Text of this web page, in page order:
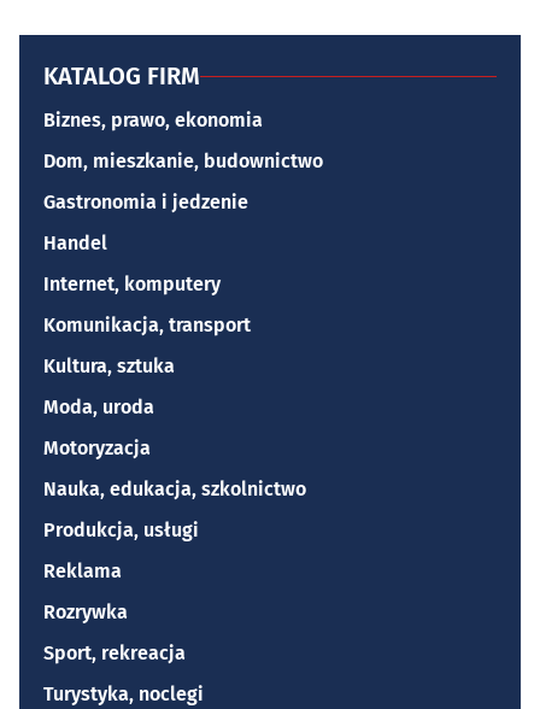
KATALOG FIRM
Biznes, prawo, ekonomia
Dom, mieszkanie, budownictwo
Gastronomia i jedzenie
Handel
Internet, komputery
Komunikacja, transport
Kultura, sztuka
Moda, uroda
Motoryzacja
Nauka, edukacja, szkolnictwo
Produkcja, usługi
Reklama
Rozrywka
Sport, rekreacja
Turystyka, noclegi